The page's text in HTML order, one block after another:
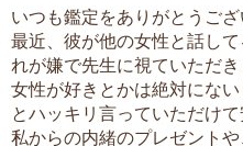
いつも鑑定をありがとうござ
最近、彼が他の女性と話し
れが嫌で先生に視ていただ
女性が好きとかは絶対にな
とハッキリ言っていただけ
私からの内緒のプレゼント